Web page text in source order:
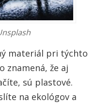
materiál pri týchto
znamená, že aj
sú plastové.
na ekológov a